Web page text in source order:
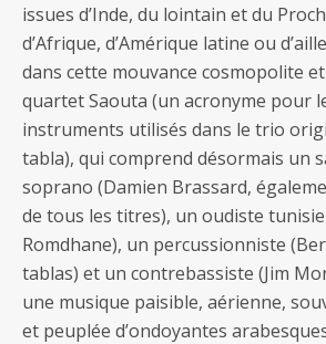
issues d’Inde, du lointain et du
d’Afrique, d’Amérique latine ou
dans cette mouvance cosmopolite
quartet Saouta (un acronyme pour
instruments utilisés dans le trio
tabla), qui comprend désormais un
soprano (Damien Brassard,
de tous les titres), un oudiste
Romdhane), un percussionniste
tablas) et un contrebassiste (Jim
une musique paisible, aérienne,
et peuplée d’ondoyantes